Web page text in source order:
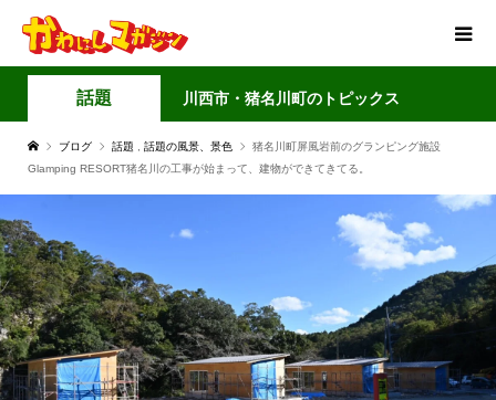
話題 川西市・猪名川町のトピックス
ブログ 話題 話題の風景、景色
猪名川町屏風岩前のグランピング施設
Glamping RESORT猪名川の工事が始まって、建物ができてきてる。